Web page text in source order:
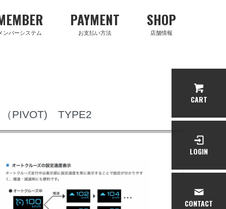
ンバーシステム
PAYMENT
お支払い方法
SHOP
店舗情報
（PIVOT) TYPE2
CART
LOGIN
CONTACT